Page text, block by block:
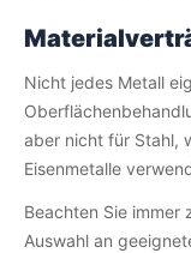
Nicht jedes Metall
aber nicht für Stahl,
Eisenmetalle
Beachten Sie immer
Auswahl an